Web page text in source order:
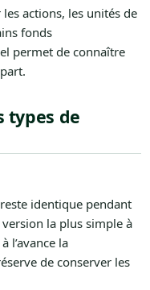
actions, les unités de
fonds
permet de connaître
types de
identique pendant
la plus simple à
l’avance la
de conserver les